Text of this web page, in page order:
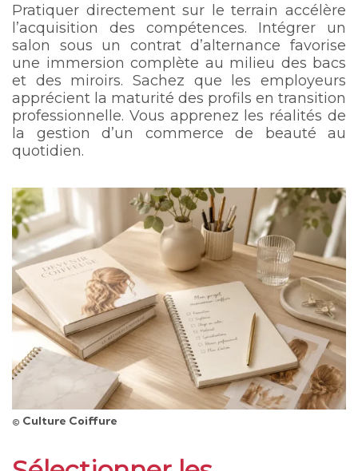
Pratiquer directement sur le terrain accélère
l’acquisition des compétences. Intégrer un
salon sous un contrat d’alternance favorise
une immersion complète au milieu des bacs
et des miroirs. Sachez que les employeurs
apprécient la maturité des profils en transition
professionnelle. Vous apprenez les réalités de
la gestion d’un commerce de beauté au
quotidien.
© Culture Coiffure